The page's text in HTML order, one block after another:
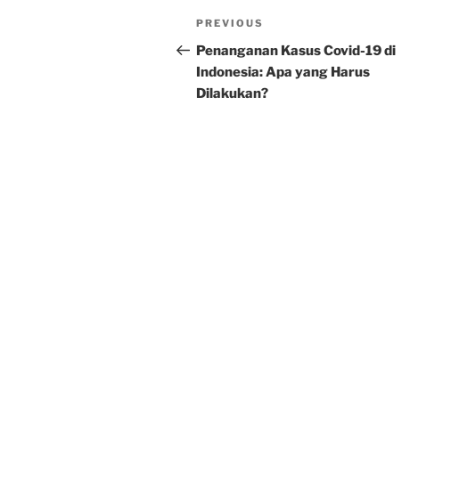
Post
navigation
Previous
Post
PREVIOUS
Penanganan Kasus Covid-19 di
Indonesia: Apa yang Harus
Dilakukan?